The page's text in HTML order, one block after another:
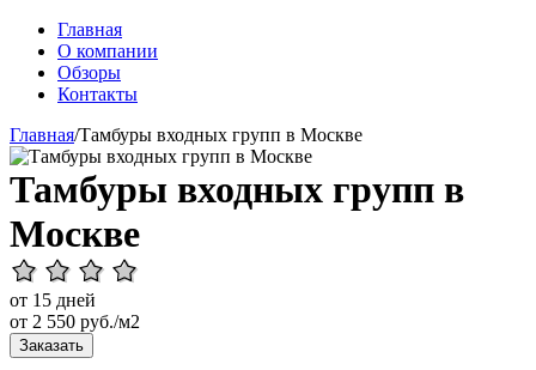
Главная
О компании
Обзоры
Контакты
Главная/Тамбуры входных групп в Москве
Тамбуры входных групп в
Москве
от 15 дней
от 2 550 руб./м2
Заказать